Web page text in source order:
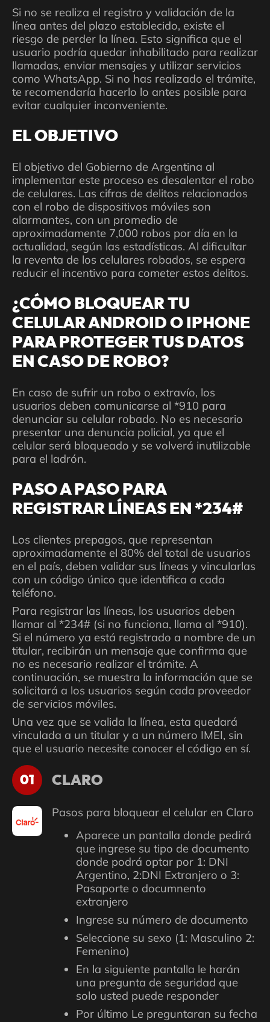
Si no se realiza el registro y validación de la
línea antes del plazo establecido, existe el
riesgo de perder la línea. Esto significa que el
usuario podría quedar inhabilitado para realizar
llamadas, enviar mensajes y utilizar servicios
como WhatsApp. Si no has realizado el trámite,
te recomendaría hacerlo lo antes posible para
evitar cualquier inconveniente.
EL OBJETIVO
El objetivo del Gobierno de Argentina al
implementar este proceso es desalentar el robo
de celulares. Las cifras de delitos relacionados
con el robo de dispositivos móviles son
alarmantes, con un promedio de
aproximadamente 7,000 robos por día en la
actualidad, según las estadísticas. Al dificultar
la reventa de los celulares robados, se espera
reducir el incentivo para cometer estos delitos.
¿CÓMO BLOQUEAR TU
CELULAR ANDROID O IPHONE
PARA PROTEGER TUS DATOS
EN CASO DE ROBO?
En caso de sufrir un robo o extravío, los
usuarios deben comunicarse al *910 para
denunciar su celular robado. No es necesario
presentar una denuncia policial, ya que el
celular será bloqueado y se volverá inutilizable
para el ladrón.
PASO A PASO PARA
REGISTRAR LÍNEAS EN *234#
Los clientes prepagos, que representan
aproximadamente el 80% del total de usuarios
en el país, deben validar sus líneas y vincularlas
con un código único que identifica a cada
teléfono.
Para registrar las líneas, los usuarios deben
llamar al *234# (si no funciona, llama al *910).
Si el número ya está registrado a nombre de un
titular, recibirán un mensaje que confirma que
no es necesario realizar el trámite. A
continuación, se muestra la información que se
solicitará a los usuarios según cada proveedor
de servicios móviles.
Una vez que se valida la línea, esta quedará
vinculada a un titular y a un número IMEI, sin
que el usuario necesite conocer el código en sí.
01 CLARO
Pasos para bloquear el celular en Claro
Aparece un pantalla donde pedirá
que ingrese su tipo de documento
donde podrá optar por 1: DNI
Argentino, 2:DNI Extranjero o 3:
Pasaporte o documnento
extranjero
Ingrese su número de documento
Seleccione su sexo (1: Masculino 2:
Femenino)
En la siguiente pantalla le harán
una pregunta de seguridad que
solo usted puede responder
Por último Le preguntaran su fecha